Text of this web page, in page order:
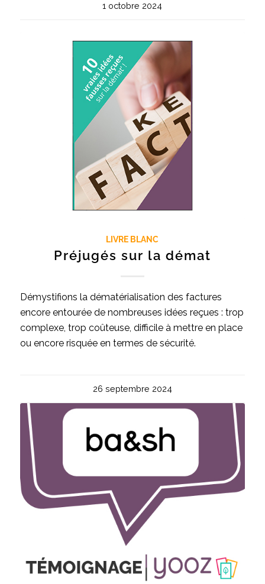
1 octobre 2024
LIVRE BLANC
Préjugés sur la démat
Démystifions la dématérialisation des factures
encore entourée de nombreuses idées reçues : trop
complexe, trop coûteuse, difficile à mettre en place
ou encore risquée en termes de sécurité.
26 septembre 2024